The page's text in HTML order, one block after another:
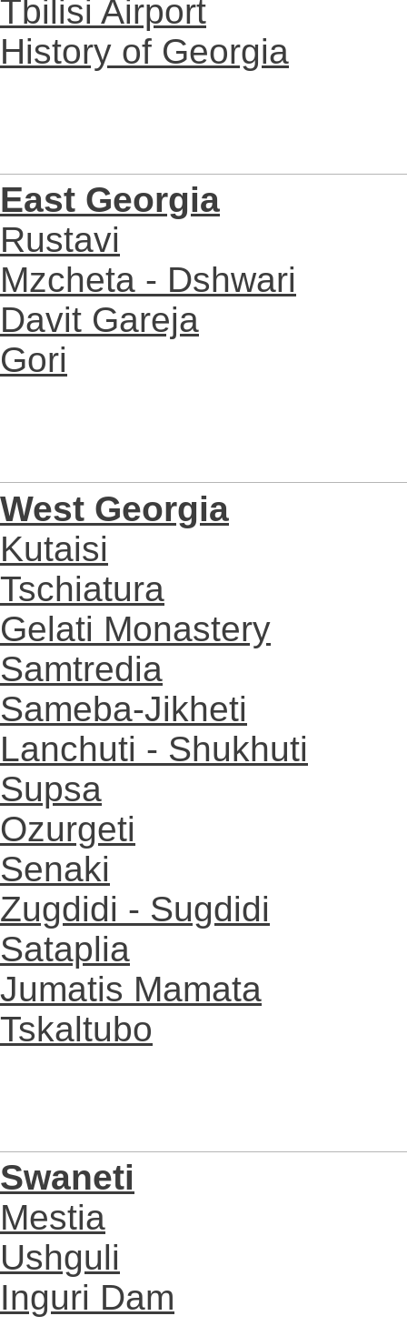
Tbilisi Airport
History of Georgia
East Georgia
Rustavi
Mzcheta - Dshwari
Davit Gareja
Gori
West Georgia
Kutaisi
Tschiatura
Gelati Monastery
Samtredia
Sameba-Jikheti
Lanchuti - Shukhuti
Supsa
Ozurgeti
Senaki
Zugdidi - Sugdidi
Sataplia
Jumatis Mamata
Tskaltubo
Swaneti
Mestia
Ushguli
Inguri Dam